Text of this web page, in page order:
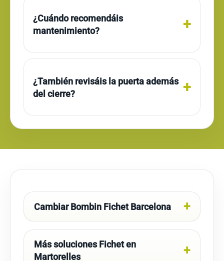
¿Cuándo recomendáis
mantenimiento?
¿También revisáis la puerta además
del cierre?
Cambiar Bombin Fichet Barcelona
Más soluciones Fichet en
Martorelles